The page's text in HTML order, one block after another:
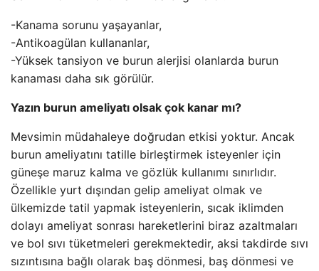
-Kanama sorunu yaşayanlar,
-Antikoagülan kullananlar,
-Yüksek tansiyon ve burun alerjisi olanlarda burun
kanaması daha sık görülür.
Yazın burun ameliyatı olsak çok kanar mı?
Mevsimin müdahaleye doğrudan etkisi yoktur. Ancak
burun ameliyatını tatille birleştirmek isteyenler için
güneşe maruz kalma ve gözlük kullanımı sınırlıdır.
Özellikle yurt dışından gelip ameliyat olmak ve
ülkemizde tatil yapmak isteyenlerin, sıcak iklimden
dolayı ameliyat sonrası hareketlerini biraz azaltmaları
ve bol sıvı tüketmeleri gerekmektedir, aksi takdirde sıvı
sızıntısına bağlı olarak baş dönmesi, baş dönmesi ve